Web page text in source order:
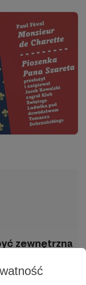
zewnętrzna
ustawienia